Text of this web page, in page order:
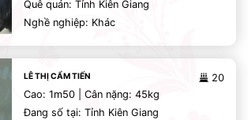
Quê quán: Tỉnh Kiên Giang
Nghề nghiệp: Khác
20
LÊ THỊ CẨM TIẾN
Cao: 1m50 | Cân nặng: 45kg
Đang số tại: Tỉnh Kiên Giang